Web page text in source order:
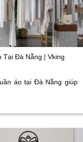
Tại Đà Nẵng | Vking
áo tại Đà Nẵng giúp